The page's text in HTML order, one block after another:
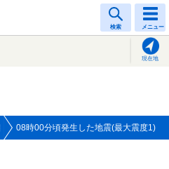
検索 メニュー
現在地
08時00分頃発生した地震(最大震度1)